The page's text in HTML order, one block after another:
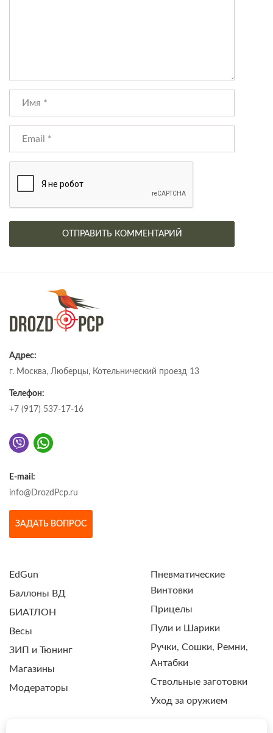
Адрес:
г. Москва, Люберцы, Котельнический проезд 13
Телефон:
+7 (917) 537-17-16
E-mail:
info@DrozdPcp.ru
ЗАДАТЬ ВОПРОС
EdGun
Баллоны ВД
БИАТЛОН
Весы
ЗИП и Тюнинг
Магазины
Модераторы
Пневматические
Винтовки
Прицелы
Пули и Шарики
Ручки, Сошки, Ремни,
Антабки
Ствольные заготовки
Уход за оружием